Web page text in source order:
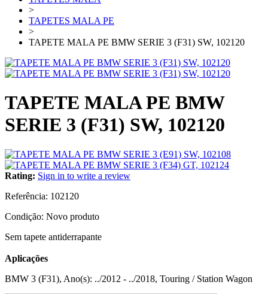
>
TAPETES MALA PE
>
TAPETE MALA PE BMW SERIE 3 (F31) SW, 102120
TAPETE MALA PE BMW
SERIE 3 (F31) SW, 102120
Rating: Sign in to write a review
Referência: 102120
Condição: Novo produto
Sem tapete antiderrapante
Aplicações
BMW 3 (F31), Ano(s): ../2012 - ../2018, Touring / Station Wagon